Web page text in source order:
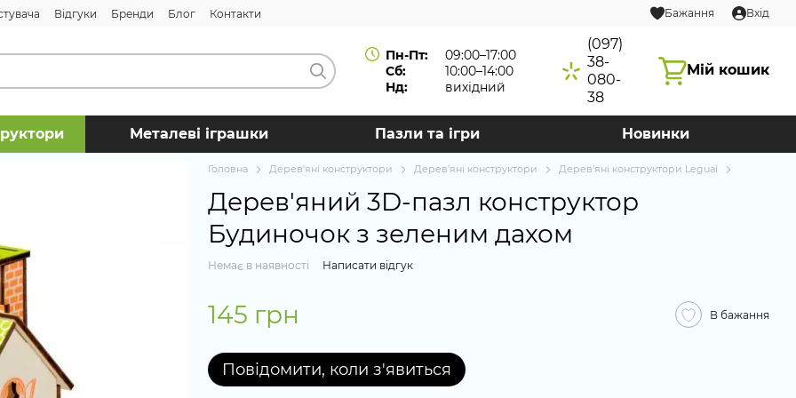
Відгуки Бренди Блог Контакти Бажання Вхід
Пн-Пт:
09:00–17:00
Сб:
10:00–14:00
Нд:
вихідний
(097)
38-
080-
38
Мій кошик
Металеві іграшки Пазли та ігри Новинки
Головна Дерев'яні конструктори Дерев'яні конструктори Дерев'яні конструктори Leguai
Дерев'яний 3D-пазл конструктор
Будиночок з зеленим дахом
Немає в наявності Написати відгук
145 грн В бажання
Повідомити, коли з'явиться